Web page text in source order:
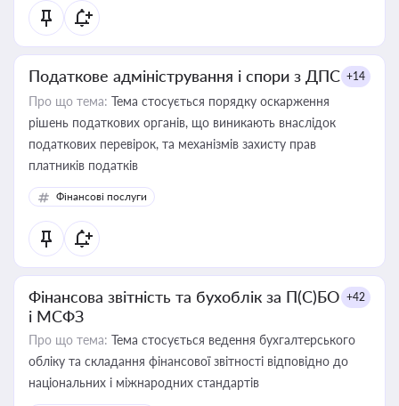
Податкове адміністрування і спори з ДПС +14
Про що тема: Тема стосується порядку оскарження
рішень податкових органів, що виникають внаслідок
податкових перевірок, та механізмів захисту прав
платників податків
Фінансові послуги
Фінансова звітність та бухоблік за П(С)БО
і МСФЗ
+42
Про що тема: Тема стосується ведення бухгалтерського
обліку та складання фінансової звітності відповідно до
національних і міжнародних стандартів